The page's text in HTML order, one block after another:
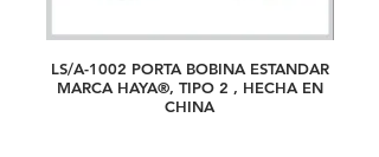
LS/A-1002 PORTA BOBINA ESTANDAR
MARCA HAYA®, TIPO 2 , HECHA EN
CHINA